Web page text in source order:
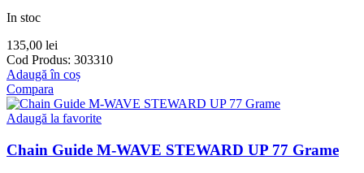
In stoc
135,00 lei
Cod Produs: 303310
Adaugă în coș
Compara
Adaugă la favorite
Chain Guide M-WAVE STEWARD UP 77 Grame